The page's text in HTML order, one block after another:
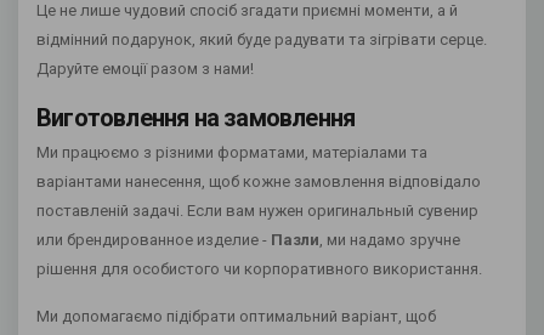
Це не лише чудовий спосіб згадати приємні моменти, а й
відмінний подарунок, який буде радувати та зігрівати серце.
Даруйте емоції разом з нами!
Виготовлення на замовлення
Ми працюємо з різними форматами, матеріалами та
варіантами нанесення, щоб кожне замовлення відповідало
поставленій задачі. Если вам нужен оригинальный сувенир
или брендированное изделие - Пазли, ми надамо зручне
рішення для особистого чи корпоративного використання.
Ми допомагаємо підібрати оптимальний варіант, щоб